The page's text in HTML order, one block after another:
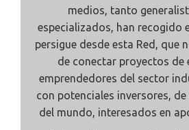
medios, tanto
especializados, han recogido
persigue desde esta Red, que
de conectar proyectos de
emprendedores del sector
con potenciales inversores,
del mundo, interesados en